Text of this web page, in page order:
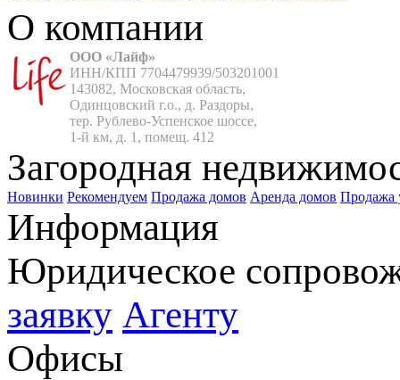
О компании
ООО «Лайф»
ИНН/КПП 7704479939/503201001
143082, Московская область,
Одинцовский г.о., д. Раздоры,
тер. Рублево-Успенское шоссе,
1-й км, д. 1, помещ. 412
Загородная
Новинки Рекомендуем Продажа домов Аренда домов Продажа
Информация
Юридическое
заявку Агенту
Офисы